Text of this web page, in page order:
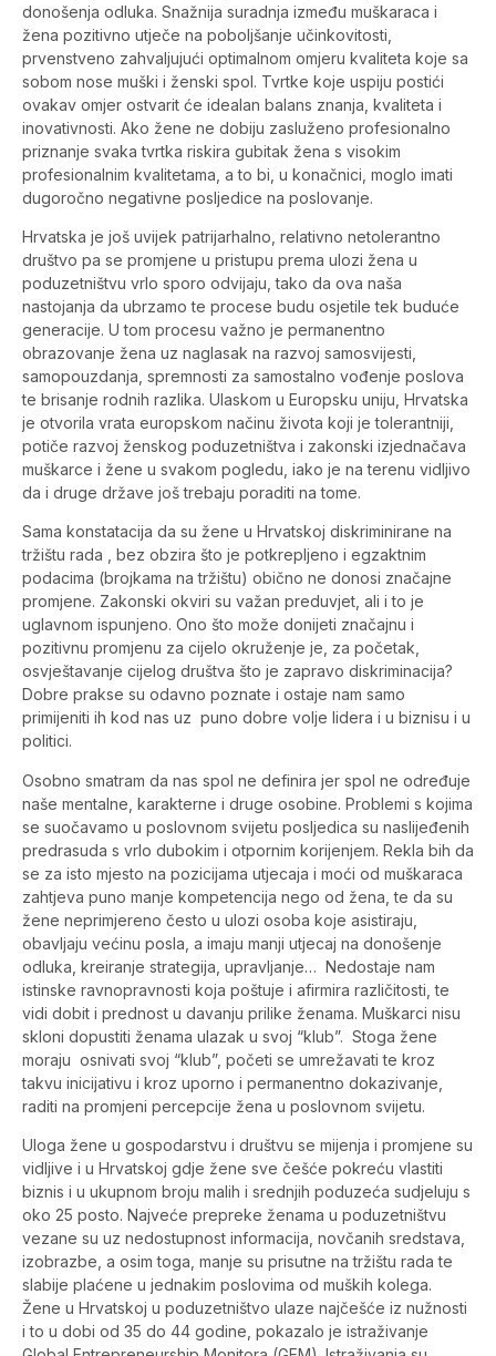
donošenja odluka. Snažnija suradnja između muškaraca i
žena pozitivno utječe na poboljšanje učinkovitosti,
prvenstveno zahvaljujući optimalnom omjeru kvaliteta koje sa
sobom nose muški i ženski spol. Tvrtke koje uspiju postići
ovakav omjer ostvarit će idealan balans znanja, kvaliteta i
inovativnosti. Ako žene ne dobiju zasluženo profesionalno
priznanje svaka tvrtka riskira gubitak žena s visokim
profesionalnim kvalitetama, a to bi, u konačnici, moglo imati
dugoročno negativne posljedice na poslovanje.
Hrvatska je još uvijek patrijarhalno, relativno netolerantno
društvo pa se promjene u pristupu prema ulozi žena u
poduzetništvu vrlo sporo odvijaju, tako da ova naša
nastojanja da ubrzamo te procese budu osjetile tek buduće
generacije. U tom procesu važno je permanentno
obrazovanje žena uz naglasak na razvoj samosvijesti,
samopouzdanja, spremnosti za samostalno vođenje poslova
te brisanje rodnih razlika. Ulaskom u Europsku uniju, Hrvatska
je otvorila vrata europskom načinu života koji je tolerantniji,
potiče razvoj ženskog poduzetništva i zakonski izjednačava
muškarce i žene u svakom pogledu, iako je na terenu vidljivo
da i druge države još trebaju poraditi na tome.
Sama konstatacija da su žene u Hrvatskoj diskriminirane na
tržištu rada , bez obzira što je potkrepljeno i egzaktnim
podacima (brojkama na tržištu) obično ne donosi značajne
promjene. Zakonski okviri su važan preduvjet, ali i to je
uglavnom ispunjeno. Ono što može donijeti značajnu i
pozitivnu promjenu za cijelo okruženje je, za početak,
osvještavanje cijelog društva što je zapravo diskriminacija?
Dobre prakse su odavno poznate i ostaje nam samo
primijeniti ih kod nas uz puno dobre volje lidera i u biznisu i u
politici.
Osobno smatram da nas spol ne definira jer spol ne određuje
naše mentalne, karakterne i druge osobine. Problemi s kojima
se suočavamo u poslovnom svijetu posljedica su naslijeđenih
predrasuda s vrlo dubokim i otpornim korijenjem. Rekla bih da
se za isto mjesto na pozicijama utjecaja i moći od muškaraca
zahtjeva puno manje kompetencija nego od žena, te da su
žene neprimjereno često u ulozi osoba koje asistiraju,
obavljaju većinu posla, a imaju manji utjecaj na donošenje
odluka, kreiranje strategija, upravljanje… Nedostaje nam
istinske ravnopravnosti koja poštuje i afirmira različitosti, te
vidi dobit i prednost u davanju prilike ženama. Muškarci nisu
skloni dopustiti ženama ulazak u svoj “klub”. Stoga žene
moraju osnivati svoj “klub”, početi se umrežavati te kroz
takvu inicijativu i kroz uporno i permanentno dokazivanje,
raditi na promjeni percepcije žena u poslovnom svijetu.
Uloga žene u gospodarstvu i društvu se mijenja i promjene su
vidljive i u Hrvatskoj gdje žene sve češće pokreću vlastiti
biznis i u ukupnom broju malih i srednjih poduzeća sudjeluju s
oko 25 posto. Najveće prepreke ženama u poduzetništvu
vezane su uz nedostupnost informacija, novčanih sredstava,
izobrazbe, a osim toga, manje su prisutne na tržištu rada te
slabije plaćene u jednakim poslovima od muških kolega.
Žene u Hrvatskoj u poduzetništvo ulaze najčešće iz nužnosti
i to u dobi od 35 do 44 godine, pokazalo je istraživanje